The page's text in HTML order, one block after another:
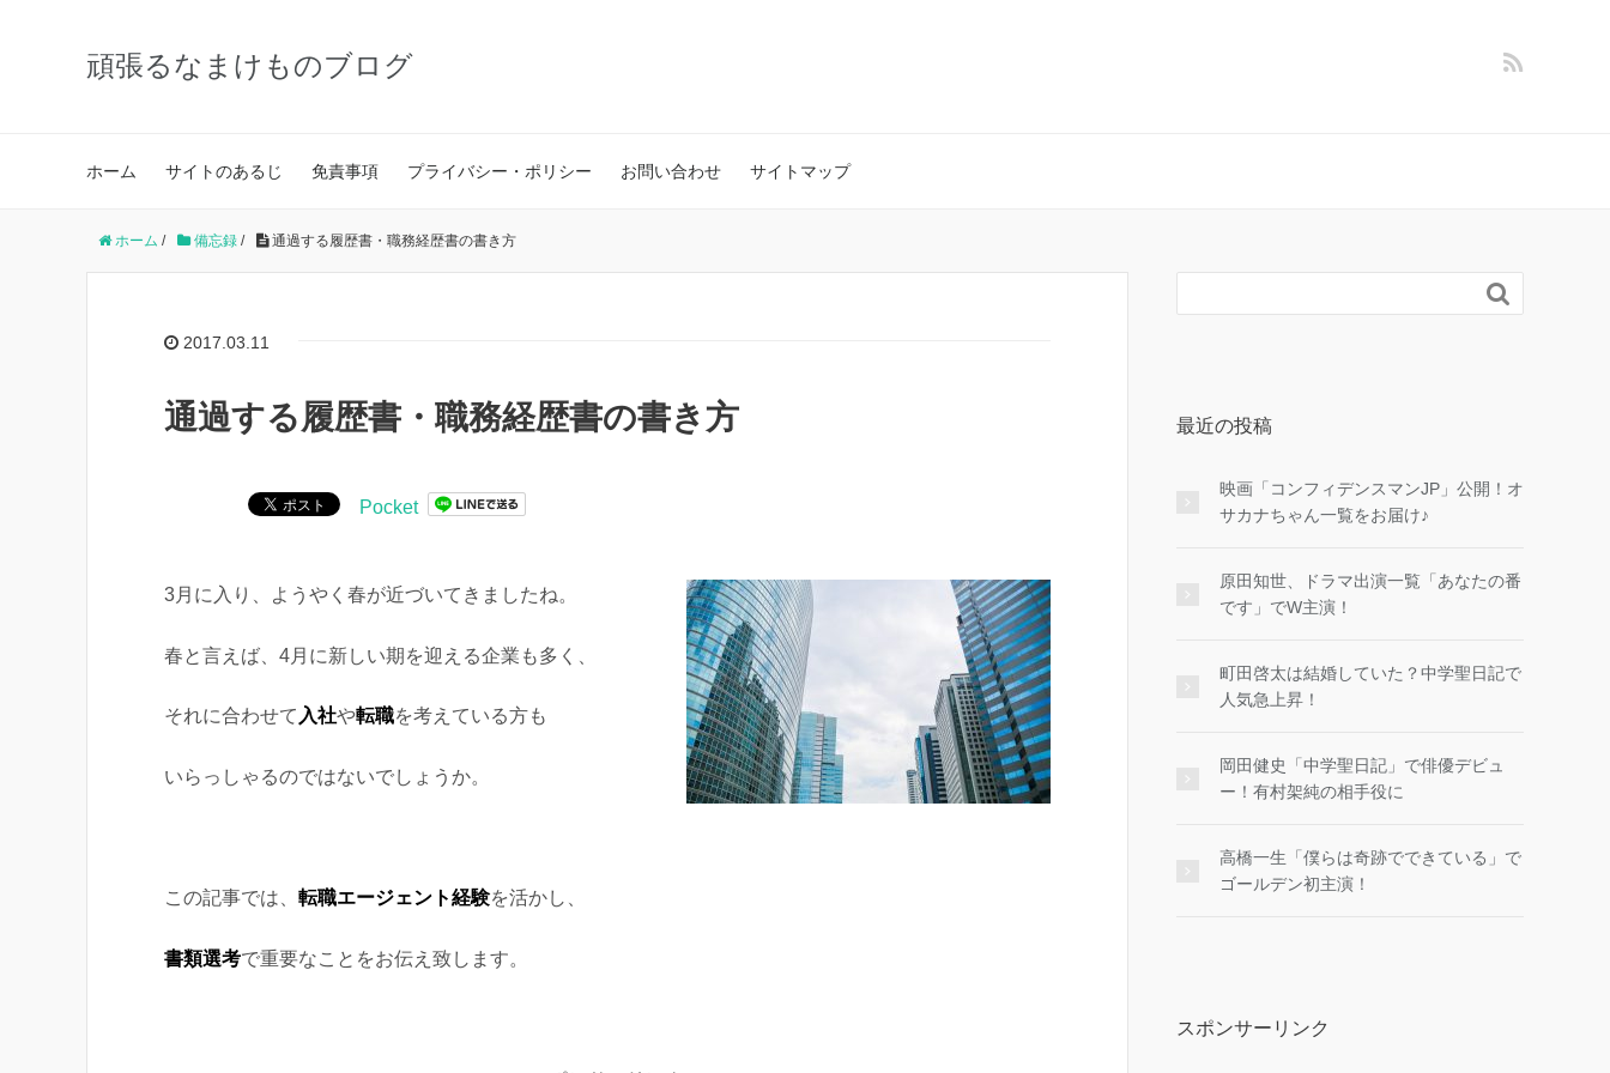
頑張るなまけものブログ
ホーム サイトのあるじ 免責事項 プライバシー・ポリシー お問い合わせ サイトマップ
ホーム / 備忘録 / 通過する履歴書・職務経歴書の書き方
2017.03.11
通過する履歴書・職務経歴書の書き方
Pocket
3月に入り、ようやく春が近づいてきましたね。
春と言えば、4月に新しい期を迎える企業も多く、
それに合わせて 入社や転職を考えている方も
いらっしゃるのではないでしょうか。
この記事では、 転職エージェント経験を活かし、
書類選考で重要なことをお伝え致します。

最近の投稿
映画「コンフィデンスマンJP」公開！オ
サカナちゃん一覧をお届け♪
原田知世、ドラマ出演一覧「あなたの番
です」でW主演！
町田啓太は結婚していた？中学聖日記で
人気急上昇！
岡田健史「中学聖日記」で俳優デビュ
ー！有村架純の相手役に
高橋一生「僕らは奇跡でできている」で
ゴールデン初主演！
スポンサーリンク